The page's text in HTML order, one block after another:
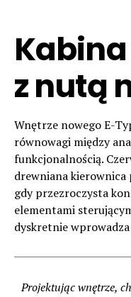
Kabina
z nutą
Wnętrze nowego E-
równowagi między
funkcjonalnością.
drewniana kierownica
gdy przezroczysta
elementami
dyskretnie
Projektując wnętrze,